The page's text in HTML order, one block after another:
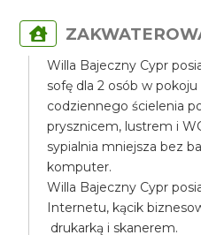
Willa Bajeczny Cypr
sofę dla 2 osób w
codziennego ścielenia
prysznicem, lustrem i
sypialnia mniejsza bez
komputer.
Willa Bajeczny Cypr
Internetu, kącik
drukarką i skanerem.